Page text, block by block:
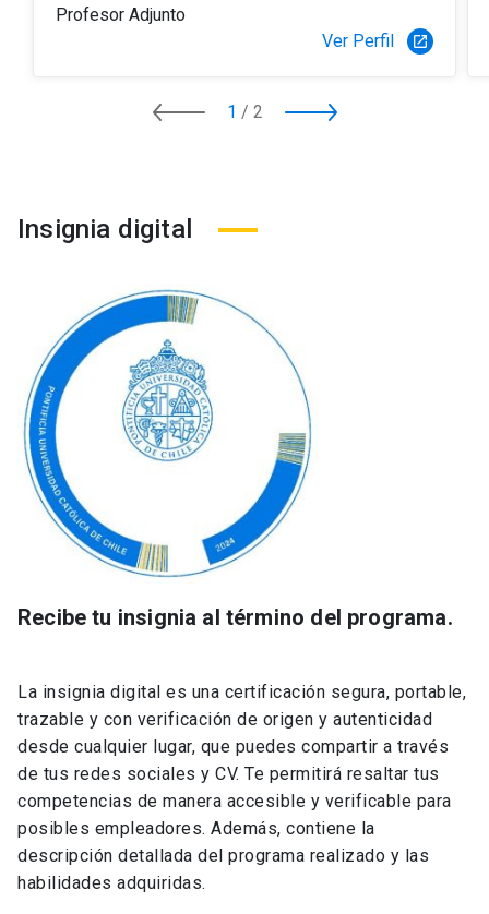
Profesor Adjunto
Ver Perfil
launch
1 / 2
Insignia digital
Recibe tu insignia al término del programa.
La insignia digital es una certificación segura, portable,
trazable y con verificación de origen y autenticidad
desde cualquier lugar, que puedes compartir a través
de tus redes sociales y CV. Te permitirá resaltar tus
competencias de manera accesible y verificable para
posibles empleadores. Además, contiene la
descripción detallada del programa realizado y las
habilidades adquiridas.